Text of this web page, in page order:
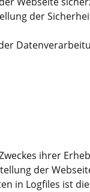
der
ihrer
der
in Logfiles ist